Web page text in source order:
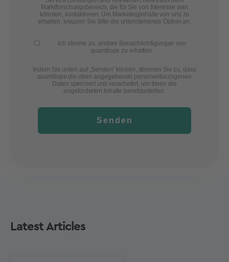
Marktforschungsbereich, die für Sie von Interesse sein
könnten, kontaktieren. Um Marketinginhalte von uns zu
erhalten, kreuzen Sie bitte die untenstehende Option an:
Ich stimme zu, andere Benachrichtigungen von
quantilope zu erhalten.
Indem Sie unten auf „Senden“ klicken, stimmen Sie zu, dass
quantilope die oben angegebenen personenbezogenen
Daten speichert und verarbeitet, um Ihnen die
angeforderten Inhalte bereitzustellen.
Senden
Latest Articles